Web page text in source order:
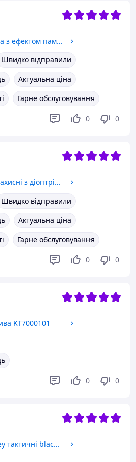
Ортопедична подушка з ефектом пам'яті для шиї та плечей 62×37-8-12 см,Memory Foam,метелик сіро-білий KT7006276
Швидко відправили
Актуальна ціна
Гарне обслуговування
0 0
Окуляри Daisy X10-X,захисні з діоптрією,чорні,з поляризацією,збільшена товщина лінз
Швидко відправили
Актуальна ціна
Гарне обслуговування
0 0
KT7000101
0 0
Захисні окуляри Oakley тактичні black з поляризацією 5 лінз One siz+.UA